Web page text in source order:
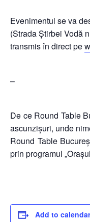
Evenimentul se va
(Strada Știrbei Vodă
transmis în direct pe
–
De ce Round Table
ascunzișuri, unde
Round Table
prin programul
Add to calendar